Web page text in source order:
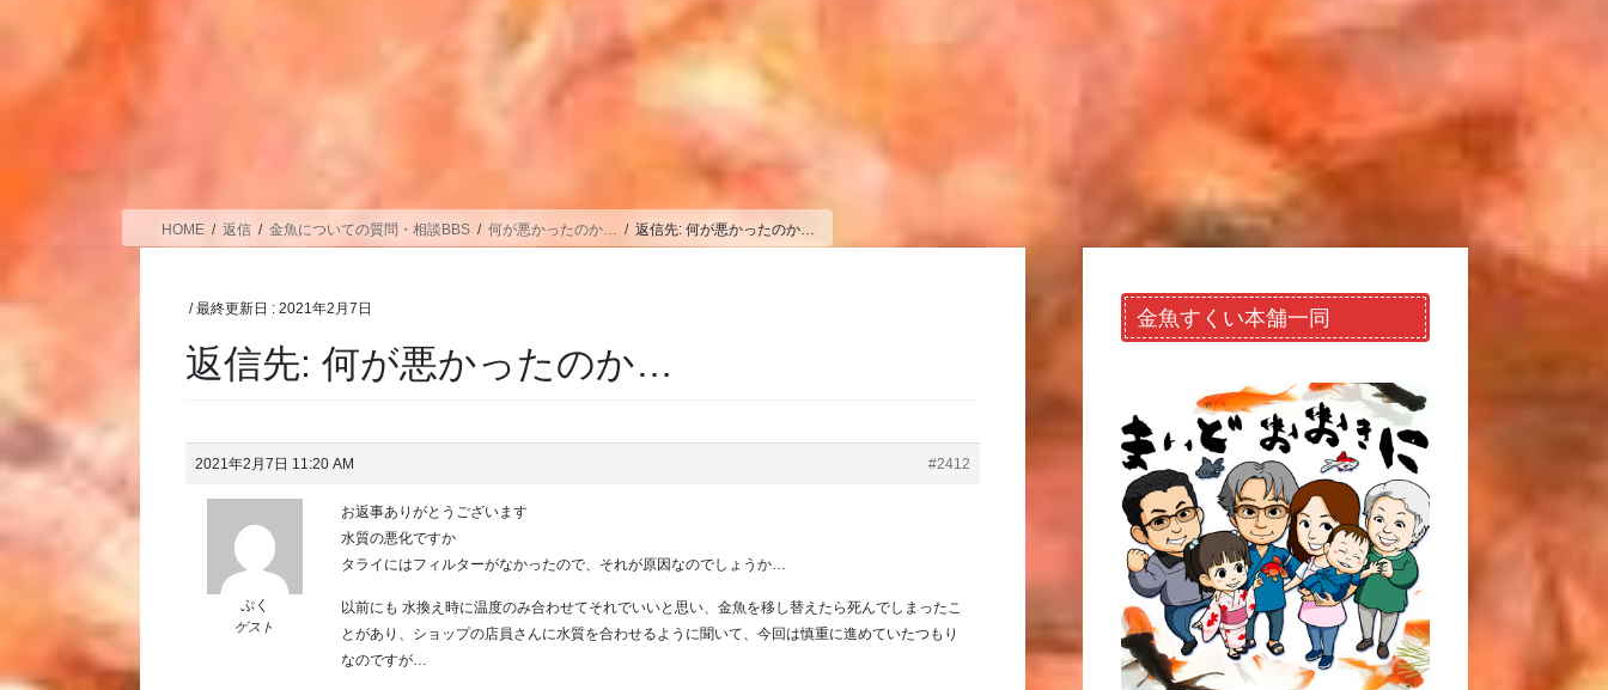
HOME 返信 金魚についての質問・相談BBS 何が悪かったのか… 返信先: 何が悪かったのか…
/ 最終更新日 :2021年2月7日
返信先: 何が悪かったのか…
2021年2月7日 11:20 AM #2412
ぷく
ゲスト
お返事ありがとうございます
水質の悪化ですか
タライにはフィルターがなかったので、それが原因なのでしょうか…
以前にも 水換え時に温度のみ合わせてそれでいいと思い、金魚を移し替えたら死んでしまったこ
とがあり、ショップの店員さんに水質を合わせるように聞いて、今回は慎重に進めていたつもり
なのですが…
金魚すくい本舗一同